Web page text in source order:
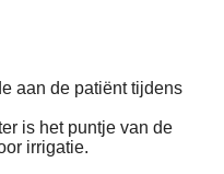
aan de patiënt tijdens
is het puntje van de
irrigatie.